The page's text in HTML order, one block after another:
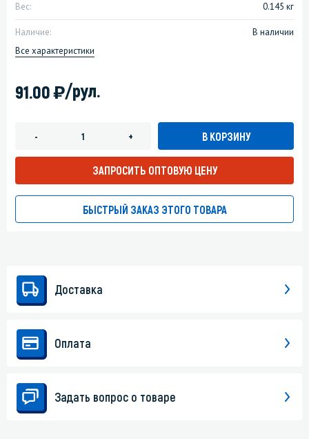
Вес: 0.145 кг
Наличие:
В наличии
Все характеристики
91.00)/рул.
- + В КОРЗИНУ
ЗАПРОСИТЬ ОПТОВУЮ ЦЕНУ
БЫСТРЫЙ ЗАКАЗ ЭТОГО ТОВАРА
Доставка
Оплата
Задать вопрос о товаре